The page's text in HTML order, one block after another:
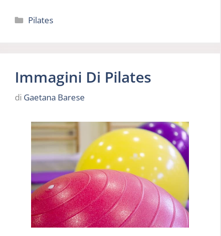
Categorie
Pilates
Immagini Di Pilates
di Gaetana Barese